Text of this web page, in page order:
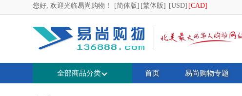
您好, 欢迎光临易尚购物！ [简体版] [繁体版] [USD] [CAD]
全部商品分类 首页 易尚购物专题